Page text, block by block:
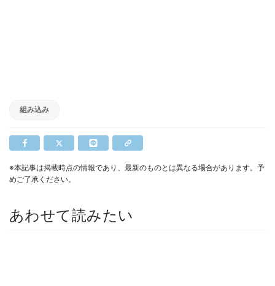
組み込み
※本記事は掲載時点の情報であり、最新のものとは異なる場合があります。予
めご了承ください。
あわせて読みたい